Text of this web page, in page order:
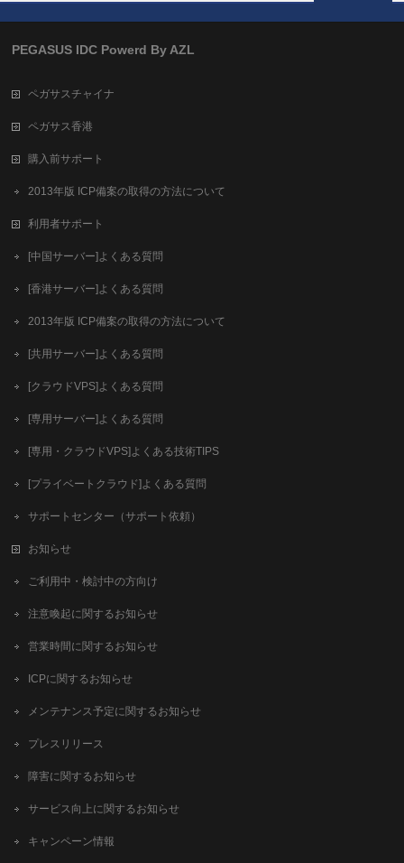
PEGASUS IDC Powerd By AZL
ペガサスチャイナ
ペガサス香港
購入前サポート
2013年版 ICP備案の取得の方法について
利用者サポート
[中国サーバー]よくある質問
[香港サーバー]よくある質問
2013年版 ICP備案の取得の方法について
[共用サーバー]よくある質問
[クラウドVPS]よくある質問
[専用サーバー]よくある質問
[専用・クラウドVPS]よくある技術TIPS
[プライベートクラウド]よくある質問
サポートセンター（サポート依頼）
お知らせ
ご利用中・検討中の方向け
注意喚起に関するお知らせ
営業時間に関するお知らせ
ICPに関するお知らせ
メンテナンス予定に関するお知らせ
プレスリリース
障害に関するお知らせ
サービス向上に関するお知らせ
キャンペーン情報